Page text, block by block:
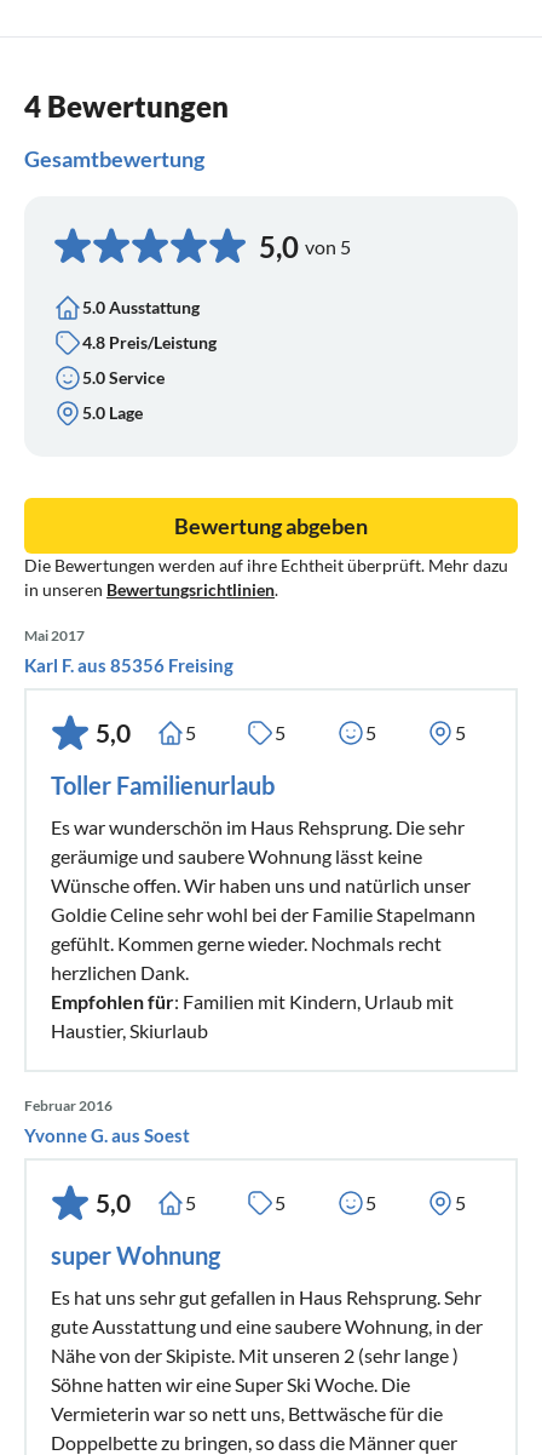
4 Bewertungen
Gesamtbewertung
5,0 von 5
5.0 Ausstattung
4.8 Preis/Leistung
5.0 Service
5.0 Lage
Die Bewertungen werden auf ihre Echtheit überprüft. Mehr dazu
in unseren Bewertungsrichtlinien.
Bewertung abgeben
Mai 2017
Karl F. aus 85356 Freising
5,0 5 5 5 5
Toller Familienurlaub
Es war wunderschön im Haus Rehsprung. Die sehr
geräumige und saubere Wohnung lässt keine
Wünsche offen. Wir haben uns und natürlich unser
Goldie Celine sehr wohl bei der Familie Stapelmann
gefühlt. Kommen gerne wieder. Nochmals recht
herzlichen Dank.
Empfohlen für: Familien mit Kindern, Urlaub mit
Haustier, Skiurlaub
Februar 2016
Yvonne G. aus Soest
5,0 5 5 5 5
super Wohnung
Es hat uns sehr gut gefallen in Haus Rehsprung. Sehr
gute Ausstattung und eine saubere Wohnung, in der
Nähe von der Skipiste. Mit unseren 2 (sehr lange )
Söhne hatten wir eine Super Ski Woche. Die
Vermieterin war so nett uns, Bettwäsche für die
Doppelbette zu bringen, so dass die Männer quer